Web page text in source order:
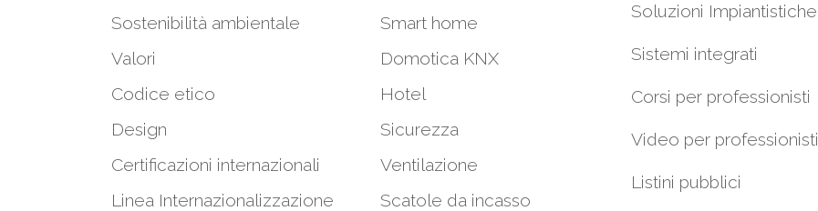
Sostenibilità ambientale
Valori
Codice etico
Design
Certificazioni internazionali
Linea Internazionalizzazione
Smart home
Domotica KNX
Hotel
Sicurezza
Ventilazione
Scatole da incasso
Soluzioni Impiantistiche
Sistemi integrati
Corsi per professionisti
Video per professionisti
Listini pubblici